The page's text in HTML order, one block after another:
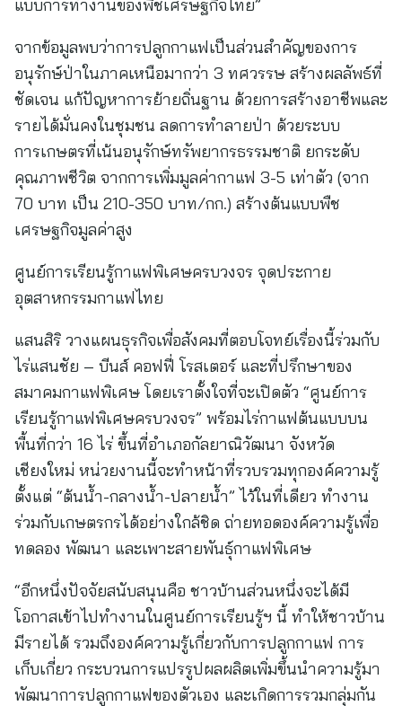
แบบการทำงานของพืชเศรษฐกิจไทย”
จากข้อมูลพบว่าการปลูกกาแฟเป็นส่วนสำคัญของการ
อนุรักษ์ป่าในภาคเหนือมากว่า 3 ทศวรรษ สร้างผลลัพธ์ที่
ชัดเจน แก้ปัญหาการย้ายถิ่นฐาน ด้วยการสร้างอาชีพและ
รายได้มั่นคงในชุมชน ลดการทำลายป่า ด้วยระบบ
การเกษตรที่เน้นอนุรักษ์ทรัพยากรธรรมชาติ ยกระดับ
คุณภาพชีวิต จากการเพิ่มมูลค่ากาแฟ 3-5 เท่าตัว (จาก
70 บาท เป็น 210-350 บาท/กก.) สร้างต้นแบบพืช
เศรษฐกิจมูลค่าสูง
ศูนย์การเรียนรู้กาแฟพิเศษครบวงจร จุดประกาย
อุตสาหกรรมกาแฟไทย
แสนสิริ วางแผนธุรกิจเพื่อสังคมที่ตอบโจทย์เรื่องนี้ร่วมกับ
ไร่แสนชัย – บีนส์ คอฟฟี่ โรสเตอร์ และที่ปรึกษาของ
สมาคมกาแฟพิเศษ โดยเราตั้งใจที่จะเปิดตัว “ศูนย์การ
เรียนรู้กาแฟพิเศษครบวงจร” พร้อมไร่กาแฟต้นแบบบน
พื้นที่กว่า 16 ไร่ ขึ้นที่อำเภอกัลยาณิวัฒนา จังหวัด
เชียงใหม่ หน่วยงานนี้จะทำหน้าที่รวบรวมทุกองค์ความรู้
ตั้งแต่ “ต้นน้ำ-กลางน้ำ-ปลายน้ำ” ไว้ในที่เดียว ทำงาน
ร่วมกับเกษตรกรได้อย่างใกล้ชิด ถ่ายทอดองค์ความรู้เพื่อ
ทดลอง พัฒนา และเพาะสายพันธุ์กาแฟพิเศษ
“อีกหนึ่งปัจจัยสนับสนุนคือ ชาวบ้านส่วนหนึ่งจะได้มี
โอกาสเข้าไปทำงานในศูนย์การเรียนรู้ฯ นี้ ทำให้ชาวบ้าน
มีรายได้ รวมถึงองค์ความรู้เกี่ยวกับการปลูกกาแฟ การ
เก็บเกี่ยว กระบวนการแปรรูปผลผลิตเพิ่มขึ้นนำความรู้มา
พัฒนาการปลูกกาแฟของตัวเอง และเกิดการรวมกลุ่มกัน